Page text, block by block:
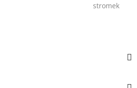
stromek